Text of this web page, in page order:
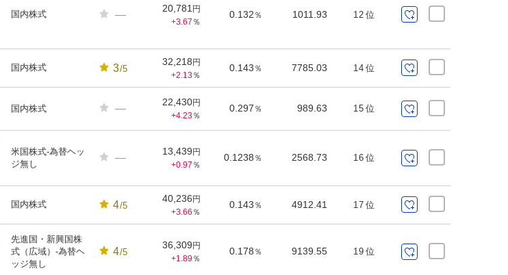
国内株式 —
20,781 円
+3.67 ％
0.132 ％ 1011.93 12 位
国内株式 3/5
32,218 円
+2.13％
0.143 ％ 7785.03 14 位
国内株式 —
22,430円
+4.23％
0.297 ％ 989.63 15 位
米国株式-為替ヘッ
ジ無し
—
13,439 円
+0.97 ％
0.1238 ％ 2568.73 16 位
国内株式 4/5
40,236 円
+3.66 ％
0.143 ％ 4912.41 17 位
先進国・新興国株
式（広域）-為替ヘ
ッジ無し
4/5
36,309 円
+1.89％
0.178 ％ 9139.55 19 位